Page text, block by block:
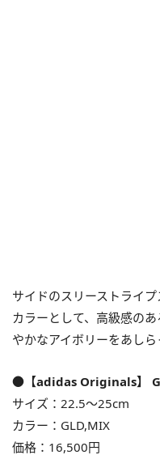
サイドのスリーストライ
カラーとして、高級感の
やかなアイボリーをあしら
●【adidas Originals】
サイズ：22.5〜25cm
カラー：GLD,MIX
価格：16,500円